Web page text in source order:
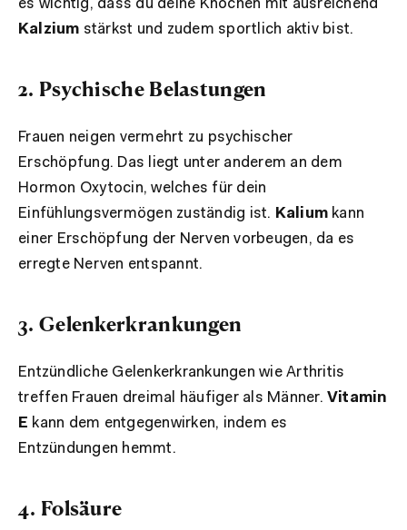
es wichtig, dass du deine Knochen mit ausreichend
Kalzium stärkst und zudem sportlich aktiv bist.
2. Psychische Belastungen
Frauen neigen vermehrt zu psychischer
Erschöpfung. Das liegt unter anderem an dem
Hormon Oxytocin, welches für dein
Einfühlungsvermögen zuständig ist. Kaliumkann
einer Erschöpfung der Nerven vorbeugen, da es
erregte Nerven entspannt.
3. Gelenkerkrankungen
Entzündliche Gelenkerkrankungen wie Arthritis
treffen Frauen dreimal häufiger als Männer. Vitamin
E kann dem entgegenwirken, indem es
Entzündungen hemmt.
4. Folsäure